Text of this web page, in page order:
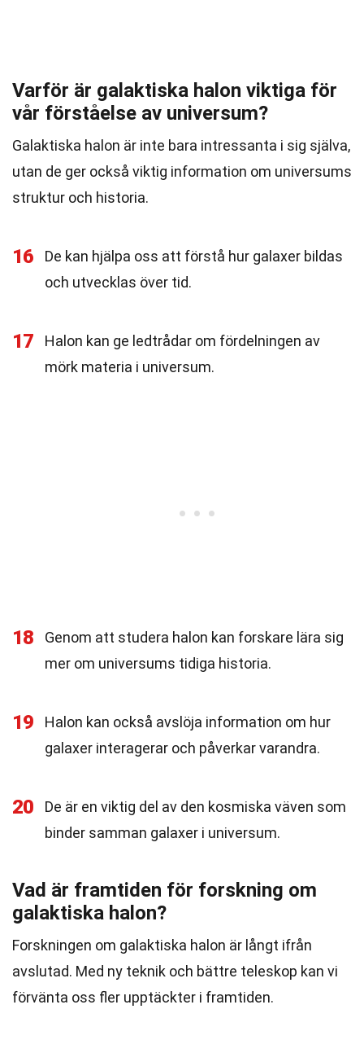
Varför är galaktiska halon viktiga för
vår förståelse av universum?
Galaktiska halon är inte bara intressanta i sig själva,
utan de ger också viktig information om universums
struktur och historia.
16
De kan hjälpa oss att förstå hur galaxer bildas
och utvecklas över tid.
17
Halon kan ge ledtrådar om fördelningen av
mörk materia i universum.
18
Genom att studera halon kan forskare lära sig
mer om universums tidiga historia.
19
Halon kan också avslöja information om hur
galaxer interagerar och påverkar varandra.
20
De är en viktig del av den kosmiska väven som
binder samman galaxer i universum.
Vad är framtiden för forskning om
galaktiska halon?
Forskningen om galaktiska halon är långt ifrån
avslutad. Med ny teknik och bättre teleskop kan vi
förvänta oss fler upptäckter i framtiden.